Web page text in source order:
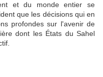
et du monde entier se
que les décisions qui en
profondes sur l'avenir de
dont les États du Sahel